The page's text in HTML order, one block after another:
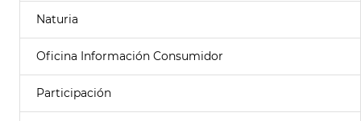
Naturia
Oficina Información Consumidor
Participación